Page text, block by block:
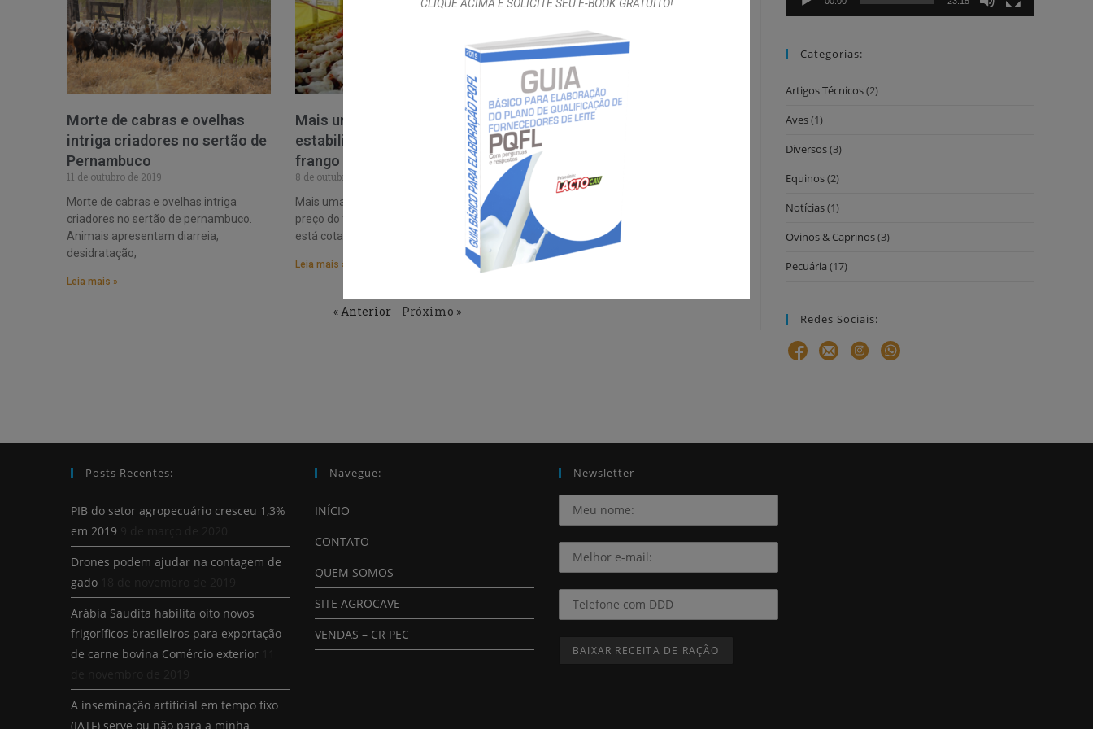
Morte de cabras e ovelhas
intriga criadores no sertão de
Pernambuco
11 de outubro de 2019
Morte de cabras e ovelhas intriga
criadores no sertão de pernambuco.
Animais apresentam diarreia,
desidratação,
Leia mais »
Mais uma semana de
estabilidade do preço do
frango nas granjas
8 de outubro de 2019
Mais uma semana de estabilidade do
preço do frango nas granjas. A carcaça
está cotada,
Leia mais »
Mosca da bicheira provoca
prejuízos de U$ 380 milhões
no Brasil
8 de outubro de 2019
Mosca da bicheira provoca prejuízos de
U$ 380 milhões no Brasil. “A mosca da
bicheira
Leia mais »
« Anterior Próximo »
Categorias:
Artigos Técnicos(2)
Aves(1)
Diversos(3)
Equinos(2)
Notícias(1)
Ovinos & Caprinos(3)
Pecuária (17)
Redes Sociais:
Posts Recentes:
PIB do setor agropecuário cresceu 1,3%
em 2019
Drones podem ajudar na contagem de
gado
Arábia Saudita habilita oito novos
frigoríficos brasileiros para exportação
de carne bovina Comércio exterior
A inseminação artificial em tempo fixo
(IATF) serve ou não para a minha
Navegue:
INÍCIO
CONTATO
QUEM SOMOS
SITE AGROCAVE
VENDAS – CR PEC
Newsletter
CLIQUE ACIMA E SOLICITE SEU E-BOOK GRATUITO!